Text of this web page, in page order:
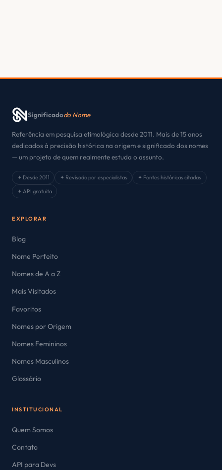
Significadodo Nome
Referência em pesquisa etimológica desde 2011. Mais de 15 anos
dedicados à precisão histórica na origem e significado dos nomes
— um projeto de quem realmente estuda o assunto.
✦ Desde 2011 ✦ Revisado por especialistas
✦ Fontes históricas citadas
✦ API gratuita
EXPLORAR
Blog
Nome Perfeito
Nomes de A a Z
Mais Visitados
Favoritos
Nomes por Origem
Nomes Femininos
Nomes Masculinos
Glossário
INSTITUCIONAL
Quem Somos
Contato
API para Devs